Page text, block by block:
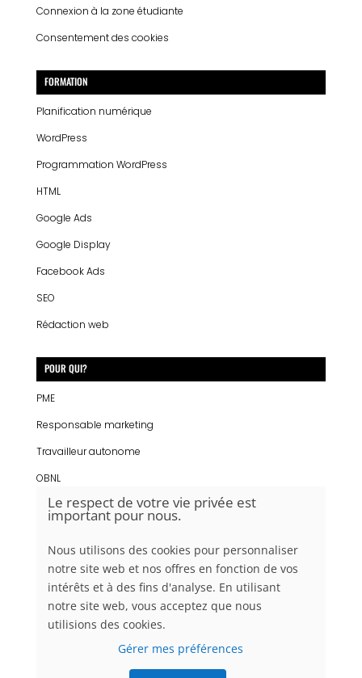
Connexion à la zone étudiante
Consentement des cookies
FORMATION
Planification numérique
WordPress
Programmation WordPress
HTML
Google Ads
Google Display
Facebook Ads
SEO
Rédaction web
POUR QUI?
PME
Responsable marketing
Travailleur autonome
OBNL
Étudiant
CONTACTS CLIENTS
SUPPORT@LADN.CA
Le respect de votre vie privée est
important pour nous.
Nous utilisons des cookies pour personnaliser
notre site web et nos offres en fonction de vos
intérêts et à des fins d'analyse. En utilisant
notre site web, vous acceptez que nous
utilisions des cookies.
Gérer mes préférences